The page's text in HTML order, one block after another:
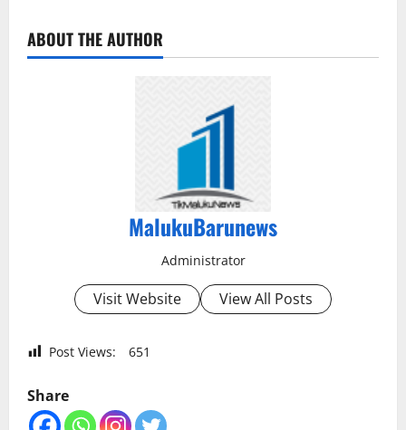
ABOUT THE AUTHOR
MalukuBarunews
Administrator
Visit Website View All Posts
Post Views: 651
Share